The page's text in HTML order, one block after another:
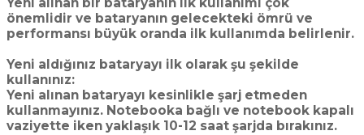
önemlidir ve bataryanın gelecekteki ömrü ve
performansı büyük oranda ilk kullanımda belirlenir.
Yeni aldığınız bataryayı ilk olarak şu şekilde
kullanınız:
Yeni alınan bataryayı kesinlikle şarj etmeden
kullanmayınız. Notebooka bağlı ve notebook kapalı
vaziyette iken yaklaşık 10-12 saat şarjda bırakınız.